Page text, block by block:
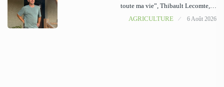
toute ma vie”, Thibault Lecomte,…
AGRICULTURE
6 Août 2026